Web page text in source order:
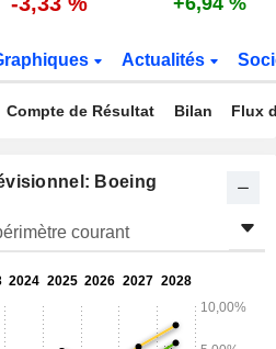
Actualités
Compte de Résultat Bilan Flux
Boeing
courant